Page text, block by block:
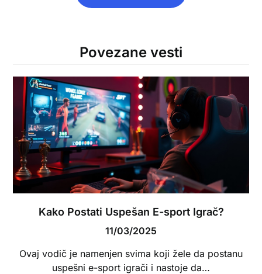
Povezane vesti
Kako Postati Uspešan E-sport Igrač?
11/03/2025
Ovaj vodič je namenjen svima koji žele da postanu
uspešni e-sport igrači i nastoje da…